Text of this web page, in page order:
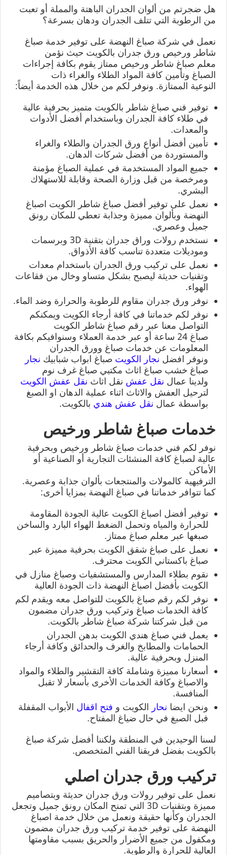
هل ضجرتم من ألوان الجدران الباهتة والمملة أو تعبت
من الرطوبة التي تتلف الجدران ودهان بسرعة؟
نعمل في شركة صباغ النهضة على توفير خدمة صباغ
شاطر ورخيص ورق جدران بالكويت حيث نؤمن
معلم صباغ شاطر ورخيص ممتاز يقوم بكافة إجراءات
الصباغ وتأمين كافة المواد الطلاء والغراء ذات
النوعية الممتازة. ونوفر لكم من خلال هذه الخدمة أيضاً:
توفير فني صباغ شاطر بالكويت متميز بحرفية عالية
في طلاء كافة الجدران وباستخدام أفضل الأدوات
والمعدات.
تأمين أفضل أنواع ورق الجدران والطلاء والغراء
والمستوردة من أفضل شركات الدهان.
جميع المواد المستخدمة في عملية الصباغ مؤمنة
ومرخصة من قبل وزارة الصحة وقابلة للاستهلاك
البشري.
نعمل على توفير أفضل صباغ شاطر الكويت اصباغ
النهضة وبألوان مميزة وجذابة تعطي للمكان رونق
جميل وعصري.
نستخدم رولات وراق جدران بتقنية 3D وبرسمات
وموديلات متعددة تناسب كافة الأذواق.
نعمل على تركيب ورق الجدران باستخدام معدات
وتقنيات حديثة ليصبح بشكل متساو وخال من فقاعات
الهواء.
نوفر ورق جدران مقاوم للرطوبة والحرارة وضد الماء.
نوفر لكم خدماتنا في كافة أرجاء الكويت ويمكنكم
التواصل معنا عبر رقم صباغ شاطر الكويت
صباغ 24 ساعة أو عبر خدمة العملاء وسنوافيكم بكافة
المعلومات عن خدمات صباغ وورق الجدران
ونوفر افضل نجار الكويت صباغ ابواب شبابيك نجار
صباغ خشب صباغ اثاث مكتبي صباغ غرف نوم
ولدينا عمال نقل عفش نقل اثاث نقل عفش الكويت
لترحيل العفش والاثاث اثناء عملية الدهان او الصبغ
بواسطة عمال نقل عفش هندي بالكويت.
خدمات صباغ شاطر ورخيص
نوفر لكم فني خدمات صباغ شاطر ورخيص وبحرفية
عالية لصباغ كافة المنشئات التجارية أو الصناعية أو
الأماكن
الترفيهية كالمولات والمنتجعات بألوان جذابة وعصرية.
كما تتوافر خدماتنا في صباغ النهضة بمزايا أخرى:
توفير أفضل اصباغ الكويت عالية الجودة المقاومة
للحرارة والمياه وتحمل الضغط الهواء البارد والساخن
صبغها عبر معلم صباغ ممتاز.
نعمل على صباغ شقق الكويت بحرفية مميزة عبر
صباغ باكستاني الكويت محترف.
نقوم بطلاء المدارس والمستشفيات وصباغ منازل في
الكويت بأفضل اصباغ النهضة ذات الجودة العالية
نوفر لكم رقم صباغ بالكويت للتواصل معه ويقدم لكم
كافة الخدمات صباغ وتركيب ورق جدران مضمون
من قبل شركتنا شركة صباغ شاطر بالكويت.
يعمل فني صباغ هندي الكويت بدهن الجدران
الحمامات والمطابخ والغرف والحدائق وكافة أرجاء
المنزل وبحرفية عالية.
أسعارنا مميزة وشاملة كافة التقشير والطلاء والمواد
والاصباغ وكافة الخدمات الأخرى بأسعار لا تقبل
المنافسة.
ونحن ايضا نحار الكويت و فتح اقفال الأبواب المقفلة
فبل الصبغ في حال ضياغ المفتاح.
لسنا الوحيدين في المنطقة ولكننا أفضل شركة صباغ
بالكويت بفضل فريقنا الفني المتخصص.
تركيب ورق جدران اصلي
نعمل على توفير رولات ورق جدران حديثة وبتصاميم
مميزة وبتقنيات 3D التي تمنح المكان رونق جميل وتجعل
الجدران وكأنها حقيقة ونعمل من خلال خدمة اصباغ
النهضة على توفير خدمة تركيب ورق جدران مضمون
ومكفول من جميع الأضرار والحريق بسبب مقاومتها
العالية للحرارة والرطوبة.